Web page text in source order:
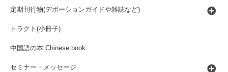
定期刊行物(デボーションガイドや雑誌など)
トラクト(小冊子)
中国語の本 Chinese book
セミナー・メッセージ